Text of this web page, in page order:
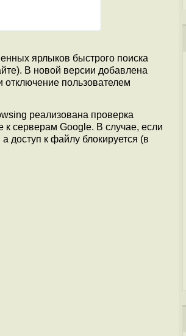
ярлыков быстрого поиска
В новой версии добавлена
пользователем
реализована проверка
к серверам Google. В случае, если
доступ к файлу блокируется (в